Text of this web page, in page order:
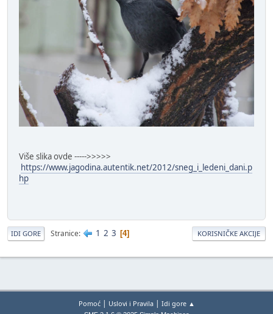
Više slika ovde ----->>>>>
https://www.jagodina.autentik.net/2012/sneg_i_ledeni_dani.p
hp
IDI GORE Stranice 1 2 3 4 KORISNIČKE AKCIJE
Pomoć| Uslovi i Pravila| Idi gore ▲